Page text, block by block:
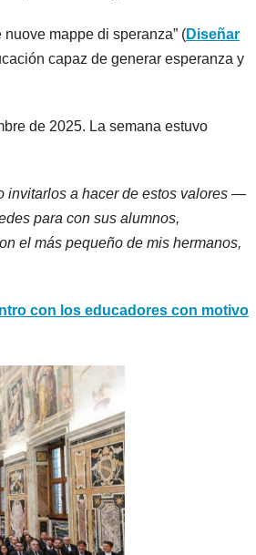
mappe di speranza” (Diseñar
capaz de generar esperanza y
de 2025. La semana estuvo
invitarlos a hacer de estos valores —
para con sus alumnos,
el más pequeño de mis hermanos,
con los educadores con motivo